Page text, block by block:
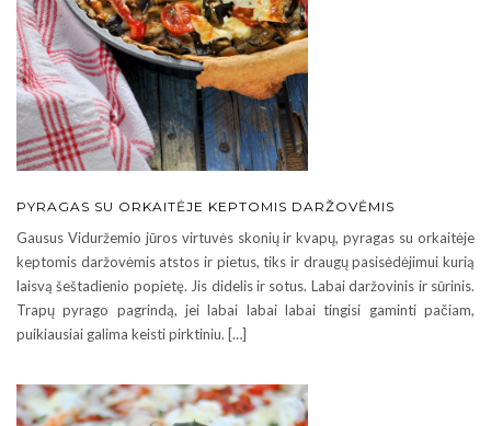
PYRAGAS SU ORKAITĖJE KEPTOMIS DARŽOVĖMIS
Gausus Viduržemio jūros virtuvės skonių ir kvapų, pyragas su orkaitėje
keptomis daržovėmis atstos ir pietus, tiks ir draugų pasisėdėjimui kurią
laisvą šeštadienio popietę. Jis didelis ir sotus. Labai daržovinis ir sūrinis.
Trapų pyrago pagrindą, jei labai labai labai tingisi gaminti pačiam,
puikiausiai galima keisti pirktiniu. […]